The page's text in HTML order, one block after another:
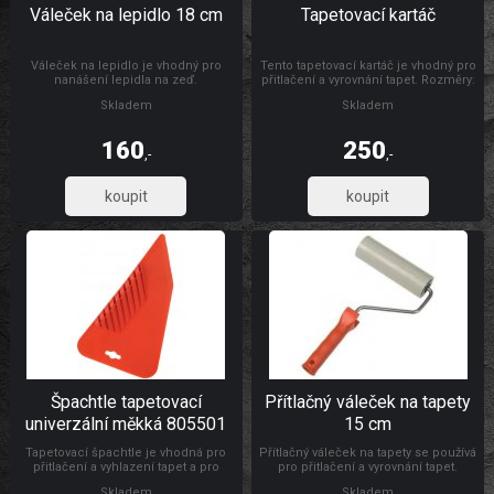
Váleček na lepidlo 18 cm
Váleček na lepidlo je vhodný pro
nanášení lepidla na zeď.
Skladem
160,-
132,23
Tapetovací kartáč
Tento tapetovací kartáč je vhodný pro
přitlačení a vyrovnání tapet. Rozměry:
Skladem
250,-
206,61
Špachtle tapetovací
univerzální měkká 805501
Tapetovací špachtle je vhodná pro
přitlačení a vyhlazení tapet a pro
Přítlačný váleček na tapety
15 cm
Přítlačný váleček na tapety se používá
pro přitlačení a vyrovnání tapet.